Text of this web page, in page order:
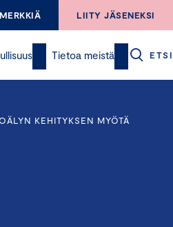
LIITY JÄSENEKSI
Tietoa meistä ETSI
KEHITYKSEN MYÖTÄ